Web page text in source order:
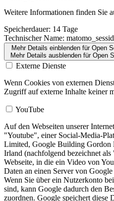
Weitere Informationen finden Sie
Speicherdauer: 14 Tage
Technischer Name: matomo_sessid
Mehr Details einblendenfür Open
Mehr Details ausblendenfür Open
Externe Dienste
Wenn Cookies von externen
Zugriff auf externe Inhalte keiner
YouTube
Auf den Webseiten unserer
"Youtube", einer Social-Media-
Limited, Google Building Gordon
Irland (nachfolgend bezeichnet
Webseite, in die ein Video von
Daten an einen Server von
Wenn Sie über ein Nutzerkonto
sind, kann Google dadurch den
zuordnen. Google speichert diese